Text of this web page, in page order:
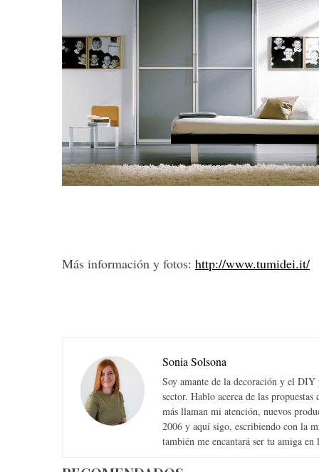
Más información y fotos: http://www.tumidei.it/
Sonia Solsona
Soy amante de la decoración y el DIY
sector. Hablo acerca de las
más llaman mi atención, nuevos
2006 y aquí sigo, escribiendo con la
también me encantará ser tu amiga en